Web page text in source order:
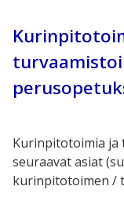
Kurinpitotoimia ja
seuraavat asiat
kurinpitotoimen /